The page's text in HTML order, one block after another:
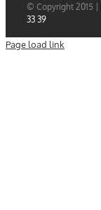
© Copyright 2015 |
33 39
Page load link